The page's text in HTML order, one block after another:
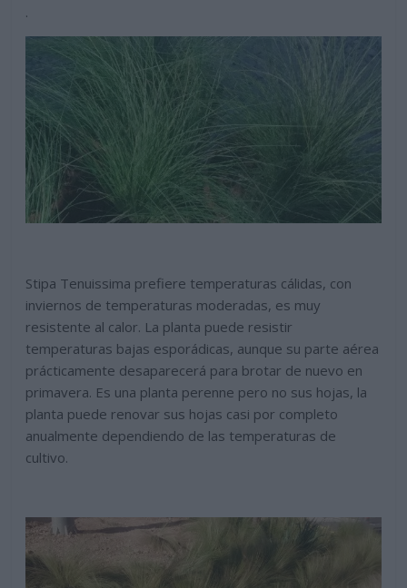
.
Stipa Tenuissima prefiere temperaturas cálidas, con
inviernos de temperaturas moderadas, es muy
resistente al calor. La planta puede resistir
temperaturas bajas esporádicas, aunque su parte aérea
prácticamente desaparecerá para brotar de nuevo en
primavera. Es una planta perenne pero no sus hojas, la
planta puede renovar sus hojas casi por completo
anualmente dependiendo de las temperaturas de
cultivo.